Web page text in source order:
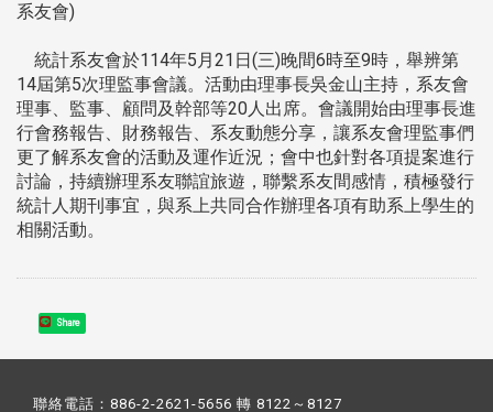
系友會)
統計系友會於114年5月21日(三)晚間6時至9時，舉辨第
14屆第5次理監事會議。活動由理事長吳金山主持，系友會
理事、監事、顧問及幹部等20人出席。會議開始由理事長進
行會務報告、財務報告、系友動態分享，讓系友會理監事們
更了解系友會的活動及運作近況；會中也針對各項提案進行
討論，持續辦理系友聯誼旅遊，聯繫系友間感情，積極發行
統計人期刊事宜，與系上共同合作辦理各項有助系上學生的
相關活動。
Share
聯絡電話：886-2-2621-5656 轉 8122～8127